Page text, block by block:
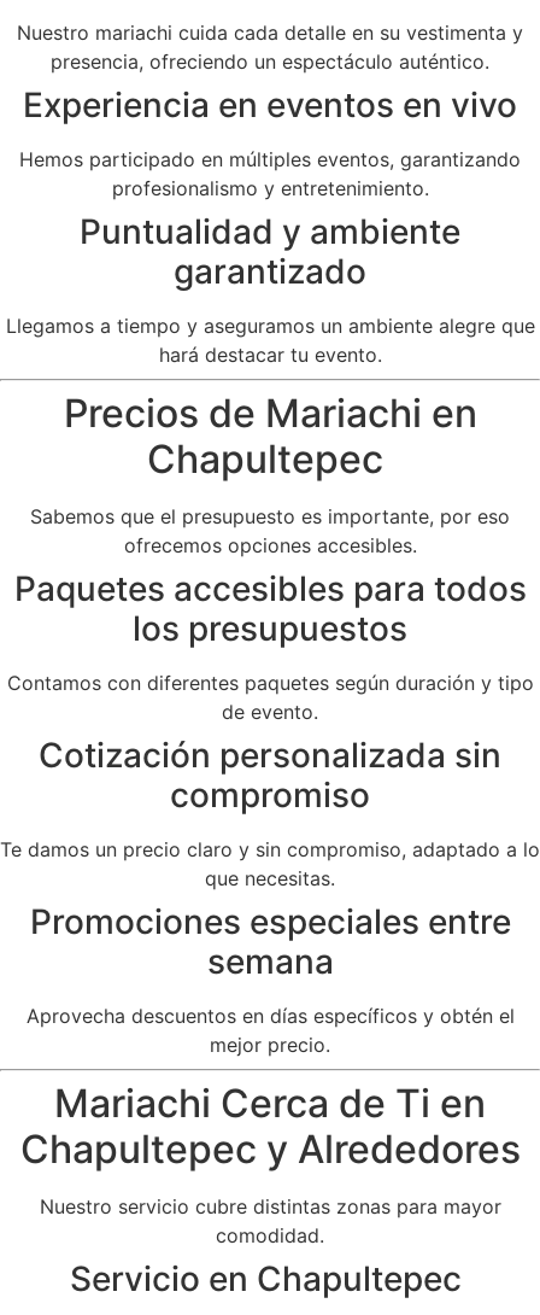
Nuestro mariachi cuida cada detalle en su vestimenta y
presencia, ofreciendo un espectáculo auténtico.
Experiencia en eventos en vivo
Hemos participado en múltiples eventos, garantizando
profesionalismo y entretenimiento.
Puntualidad y ambiente
garantizado
Llegamos a tiempo y aseguramos un ambiente alegre que
hará destacar tu evento.
Precios de Mariachi en
Chapultepec
Sabemos que el presupuesto es importante, por eso
ofrecemos opciones accesibles.
Paquetes accesibles para todos
los presupuestos
Contamos con diferentes paquetes según duración y tipo
de evento.
Cotización personalizada sin
compromiso
Te damos un precio claro y sin compromiso, adaptado a lo
que necesitas.
Promociones especiales entre
semana
Aprovecha descuentos en días específicos y obtén el
mejor precio.
Mariachi Cerca de Ti en
Chapultepec y Alrededores
Nuestro servicio cubre distintas zonas para mayor
comodidad.
Servicio en Chapultepec